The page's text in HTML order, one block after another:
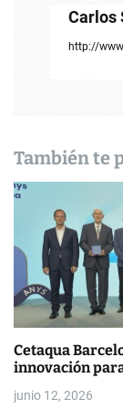
d
e
n
t
r
a
d
Carlos
http://
También te
Cetaqua
innovación
junio 12, 2026